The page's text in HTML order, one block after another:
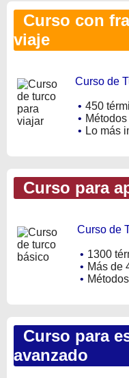
Curso con
viaje
Curso de
• 450
•
• Lo más
Curso para
Curso de
• 1300
• Más de
•
Curso para
avanzado